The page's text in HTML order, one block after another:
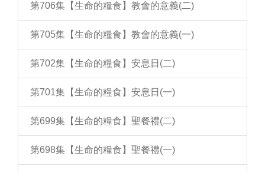
第706集【生命的糧食】教會的意義(二)
第705集【生命的糧食】教會的意義(一)
第702集【生命的糧食】安息日(二)
第701集【生命的糧食】安息日(一)
第699集【生命的糧食】聖餐禮(二)
第698集【生命的糧食】聖餐禮(一)